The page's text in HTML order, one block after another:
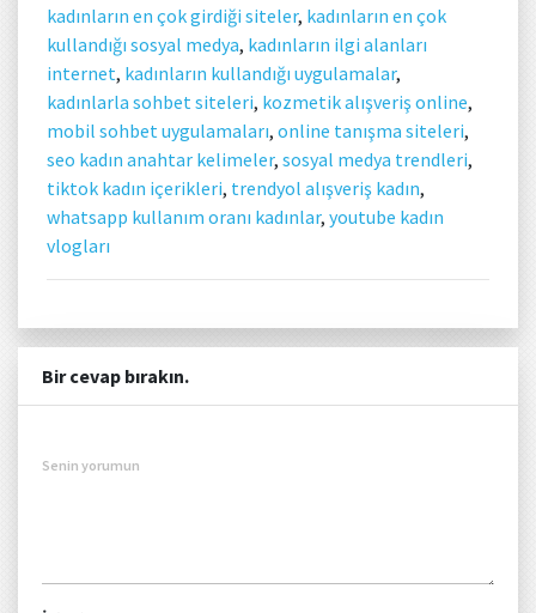
kadınların en çok girdiği siteler, kadınların en çok
kullandığı sosyal medya, kadınların ilgi alanları
internet, kadınların kullandığı uygulamalar,
kadınlarla sohbet siteleri, kozmetik alışveriş online,
mobil sohbet uygulamaları, online tanışma siteleri,
seo kadın anahtar kelimeler, sosyal medya trendleri,
tiktok kadın içerikleri, trendyol alışveriş kadın,
whatsapp kullanım oranı kadınlar, youtube kadın
vlogları
Bir cevap bırakın.
Senin yorumun